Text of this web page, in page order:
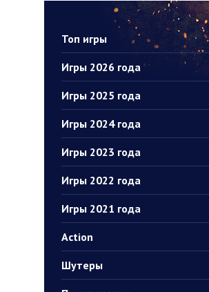
Топ игры
Игры 2026 года
Игры 2025 года
Игры 2024 года
Игры 2023 года
Игры 2022 года
Игры 2021 года
Action
Шутеры